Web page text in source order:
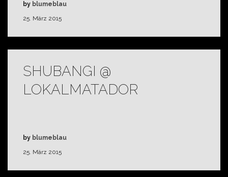
25. März 2015
by blumeblau
SHUBANGI @
LOKALMATADOR
25. März 2015
by blumeblau